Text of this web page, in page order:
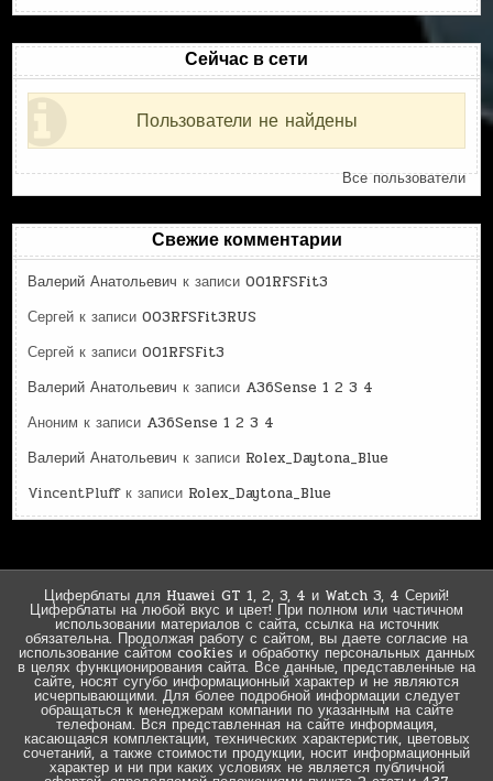
Сейчас в сети
Пользователи не найдены
Все пользователи
Свежие комментарии
Валерий Анатольевич к записи001RFSFit3
Сергей к записи003RFSFit3RUS
Сергей к записи001RFSFit3
Валерий Анатольевич к записи A36Sense 1 2 3 4
Аноним к записи A36Sense 1 2 3 4
Валерий Анатольевич к записи Rolex_Daytona_Blue
VincentPluffк записи Rolex_Daytona_Blue
Циферблаты для Huawei GT 1, 2, 3, 4 и Watch 3, 4 Серий!
Циферблаты на любой вкус и цвет! При полном или частичном
использовании материалов с сайта, ссылка на источник
обязательна. Продолжая работу с сайтом, вы даете согласие на
использование сайтом cookies и обработку персональных данных
в целях функционирования сайта. Все данные, представленные на
сайте, носят сугубо информационный характер и не являются
исчерпывающими. Для более подробной информации следует
обращаться к менеджерам компании по указанным на сайте
телефонам. Вся представленная на сайте информация,
касающаяся комплектации, технических характеристик, цветовых
сочетаний, а также стоимости продукции, носит информационный
характер и ни при каких условиях не является публичной